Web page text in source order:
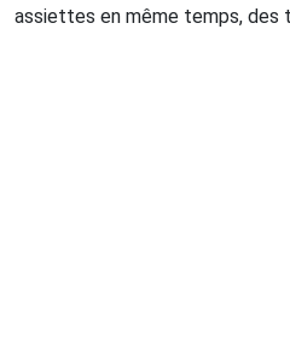
assiettes en même temps, des